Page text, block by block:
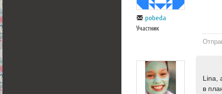
pobeda
Участник
Lina,
в